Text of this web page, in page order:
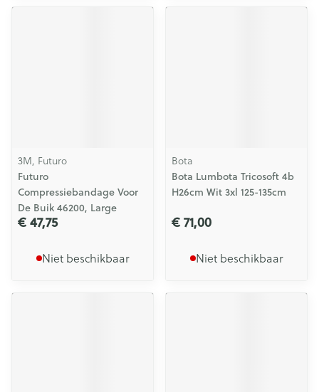
3M, Futuro
Futuro
Compressiebandage Voor
De Buik 46200, Large
€ 47,75
Niet beschikbaar
Bota
Bota Lumbota Tricosoft 4b
H26cm Wit 3xl 125-135cm
€ 71,00
Niet beschikbaar